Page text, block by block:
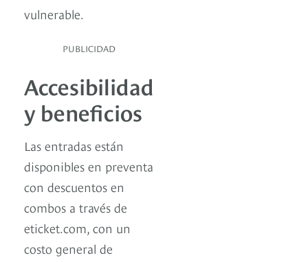
vulnerable.
PUBLICIDAD
Accesibilidad
y beneficios
Las entradas están
disponibles en preventa
con descuentos en
combos a través de
eticket.com, con un
costo general de